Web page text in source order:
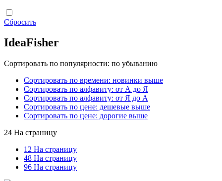
Сбросить
IdeaFisher
Сортировать по популярности: по убыванию
Сортировать по времени: новинки выше
Сортировать по алфавиту: от А до Я
Сортировать по алфавиту: от Я до А
Сортировать по цене: дешевые выше
Сортировать по цене: дорогие выше
24 На страницу
12 На страницу
48 На страницу
96 На страницу